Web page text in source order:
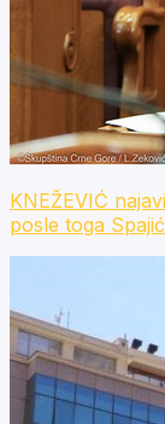
KNEŽEVIĆ
posle toga